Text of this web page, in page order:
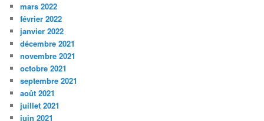
mars 2022
février 2022
janvier 2022
décembre 2021
novembre 2021
octobre 2021
septembre 2021
août 2021
juillet 2021
juin 2021